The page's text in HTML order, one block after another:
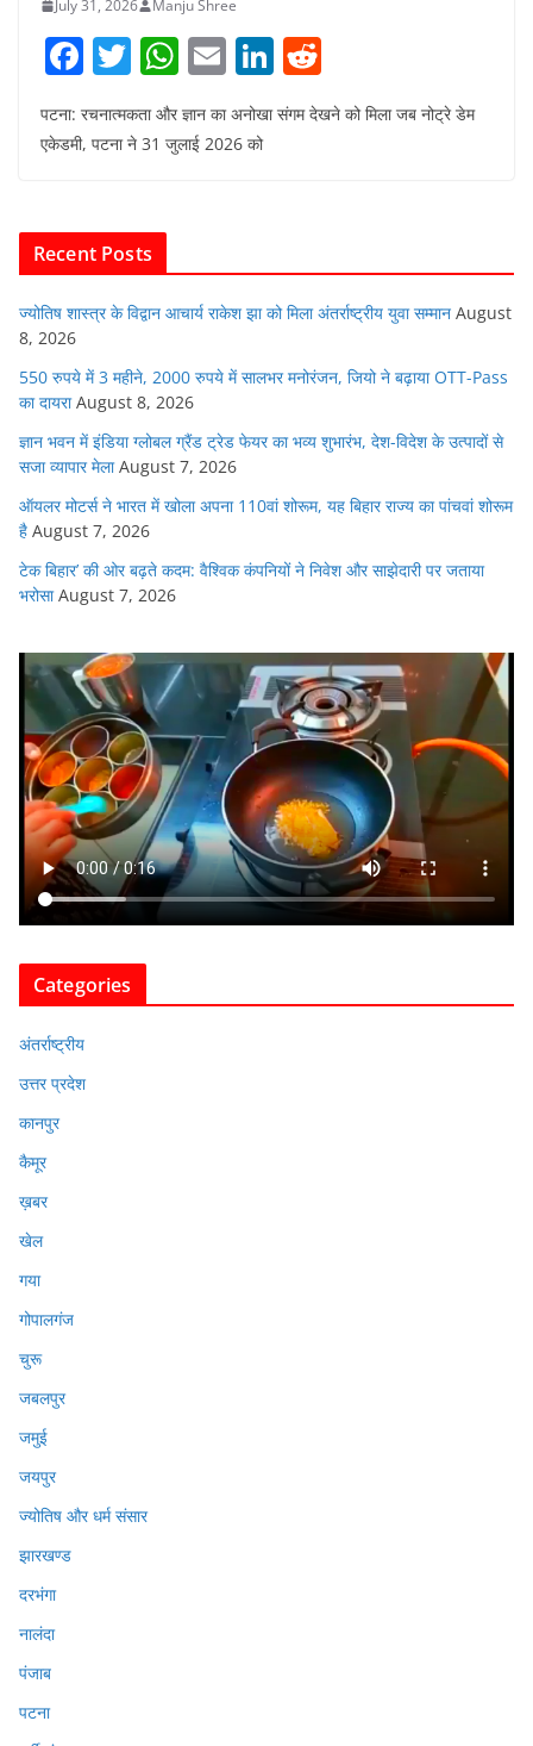
July 31, 2026 Manju Shree
F
c
o
o
k
T
itt
W
at
p
E
m
ai
Li
n
k
e
d
पटना: रचनात्मकता और ज्ञान का अनोखा संगम देखने को मिला जब नोट्रे डेम
एकेडमी, पटना ने 31 जुलाई 2026 को
Recent Posts
ज्योतिष शास्त्र के विद्वान आचार्य राकेश झा को मिला अंतर्राष्ट्रीय युवा सम्मान August
8, 2026
550 रुपये में 3 महीने, 2000 रुपये में सालभर मनोरंजन, जियो ने बढ़ाया OTT-Pass
का दायरा August 8, 2026
ज्ञान भवन में इंडिया ग्लोबल ग्रैंड ट्रेड फेयर का भव्य शुभारंभ, देश-विदेश के उत्पादों से
सजा व्यापार मेला August 7, 2026
ऑयलर मोटर्स ने भारत में खोला अपना 110वां शोरूम, यह बिहार राज्य का पांचवां शोरूम
है August 7, 2026
टेक बिहार’ की ओर बढ़ते कदम: वैश्विक कंपनियों ने निवेश और साझेदारी पर जताया
भरोसा August 7, 2026
Categories
अंतर्राष्ट्रीय
उत्तर प्रदेश
कानपुर
कैमूर
ख़बर
खेल
गया
गोपालगंज
चुरू
जबलपुर
जमुई
जयपुर
ज्योतिष और धर्म संसार
झारखण्ड
दरभंगा
नालंदा
पंजाब
पटना